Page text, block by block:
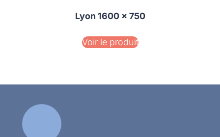
Lyon 1600 x 750
Voir le produit